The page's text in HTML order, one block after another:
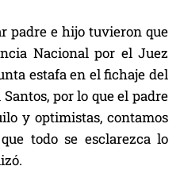
padre e hijo tuvieron que
Nacional por el Juez
estafa en el fichaje del
por lo que el padre
y optimistas, contamos
todo se esclarezca lo